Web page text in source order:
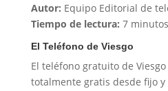
Autor: Equipo Editorial de
Tiempo de lectura: 7 minutos
El Teléfono de Viesgo
El teléfono gratuito de Viesgo
totalmente gratis desde fijo y